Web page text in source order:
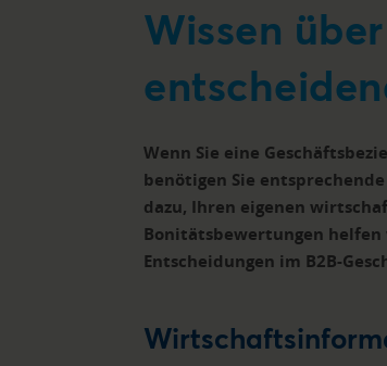
Wissen
Wenn Sie eine
benötigen Sie
dazu, Ihren eigenen
Bonitätsbewertungen
Entscheidungen im B2B-